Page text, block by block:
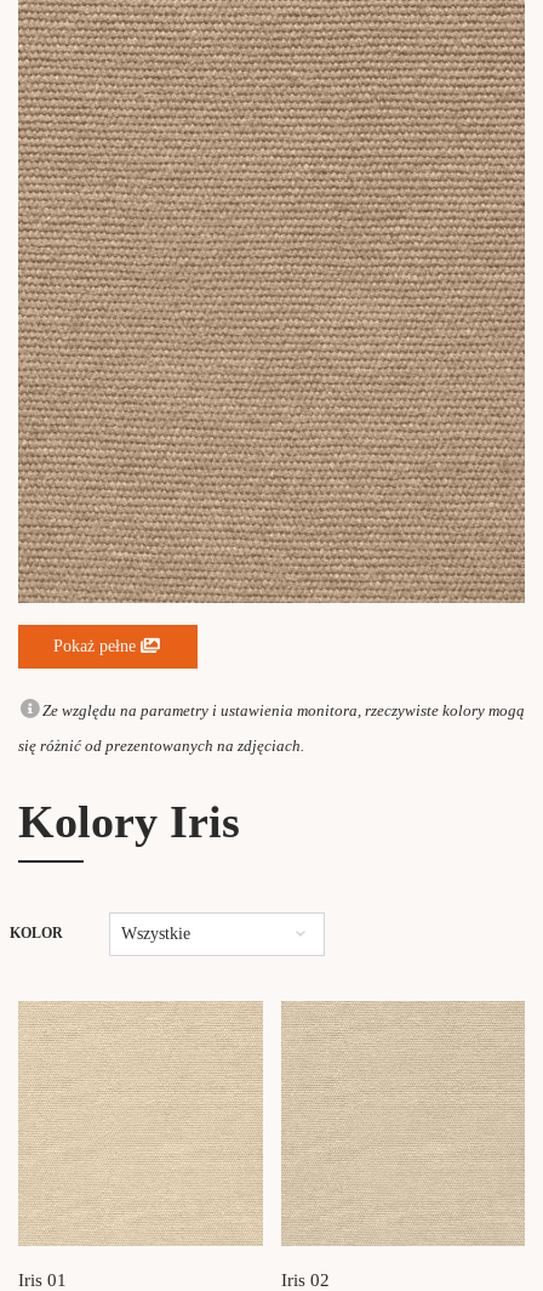
Pokaż pełne
Ze względu na parametry i ustawienia monitora, rzeczywiste kolory mogą
się różnić od prezentowanych na zdjęciach.
Kolory Iris
KOLOR Wszystkie
Iris 01 Iris 02